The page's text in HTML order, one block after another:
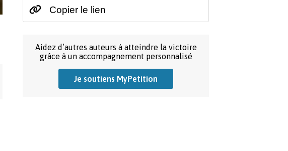
Copier le lien
Aidez d’autres auteurs à atteindre la victoire
grâce à un accompagnement personnalisé
Je soutiens MyPetition